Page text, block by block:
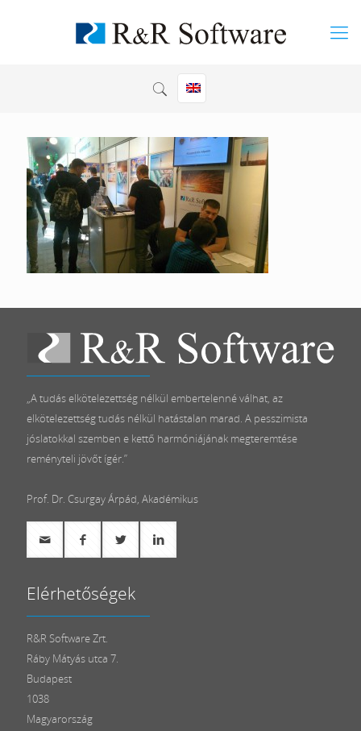
„A tudás elkötelezettség nélkül embertelenné válhat, az
elkötelezettség tudás nélkül hatástalan marad. A pesszimista
jóslatokkal szemben e kettő harmóniájának megteremtése
reményteli jövőt ígér.”
Prof. Dr. Csurgay Árpád, Akadémikus
Elérhetőségek
R&R Software Zrt.
Ráby Mátyás utca 7.
Budapest
1038
Magyarország